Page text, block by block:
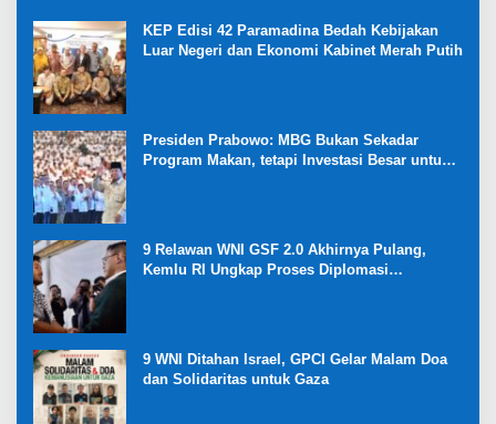
KEP Edisi 42 Paramadina Bedah Kebijakan
Luar Negeri dan Ekonomi Kabinet Merah Putih
Presiden Prabowo: MBG Bukan Sekadar
Program Makan, tetapi Investasi Besar untuk
9 Relawan WNI GSF 2.0 Akhirnya Pulang,
Kemlu RI Ungkap Proses Diplomasi
9 WNI Ditahan Israel, GPCI Gelar Malam Doa
dan Solidaritas untuk Gaza